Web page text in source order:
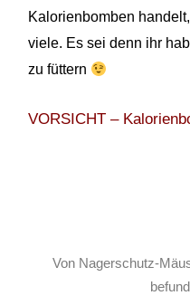
Kalorienbomben
viele. Es sei denn ihr
zu füttern
VORSICHT –
Von Nagerschutz-